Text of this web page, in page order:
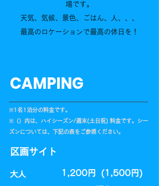
場です。
天気、気候、景色、ごはん、人、、、
最高のロケーションで最高の休日を！
CAMPING
​※1名1泊分の料金です。
​※（）内は、ハイシーズン/週末(土日祝) 料金です。シー
ズンについては、下記の表をご参照ください。
区画サイト
大人
1,200円 (1,500円)